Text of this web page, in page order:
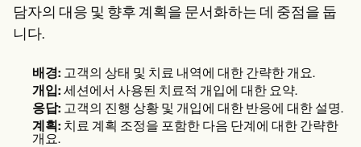
담자의 대응 및 향후 계획을 문서화하는 데 중점을 둡
니다.
배경: 고객의 상태 및 치료 내역에 대한 간략한 개요.
개입: 세션에서 사용된 치료적 개입에 대한 요약.
응답: 고객의 진행 상황 및 개입에 대한 반응에 대한 설명.
계획: 치료 계획 조정을 포함한 다음 단계에 대한 간략한
개요.